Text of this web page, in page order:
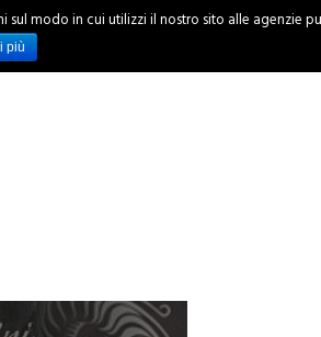
INCHIESTE
modo in cui utilizzi il nostro sito alle agenzie
più